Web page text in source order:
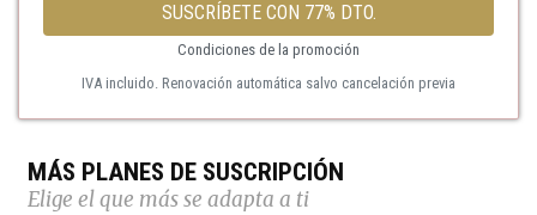
SUSCRÍBETE CON 77% DTO.
Condiciones de la promoción
IVA incluido. Renovación automática salvo cancelación previa
MÁS PLANES DE SUSCRIPCIÓN
Elige el que más se adapta a ti